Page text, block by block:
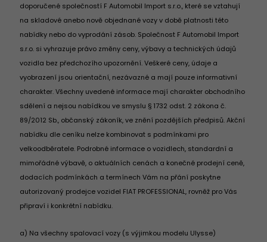
doporučené společností F Automobil Import s.r.o., které se vztahují
na skladové anebo nově objednané vozy v době platnosti této
nabídky nebo do vyprodání zásob. Společnost F Automobil Import
s.r.o. si vyhrazuje právo změny ceny, výbavy a technických údajů
vozidla bez předchozího upozornění. Veškeré ceny, údaje a
vyobrazení jsou orientační, nezávazné a mají pouze informativní
charakter. Všechny uvedené informace mají charakter obchodního
sdělení a nejsou nabídkou ve smyslu § 1732 odst. 2 zákona č.
89/2012 Sb., občanský zákoník, ve znění pozdějších předpisů. Akční
nabídku dle ceníku nelze kombinovat s podmínkami pro
velkoodběratele. Podrobné informace o vozidlech, standardní a
mimořádné výbavě, o aktuálních cenách a konečné prodejní ceně,
dodacích podmínkách a termínech Vám na přání poskytne
autorizovaný prodejce vozidel FIAT PROFESSIONAL, rovněž pro Vás
připraví i konkrétní nabídku.
a) Na všechny spalovací vozy (s výjimkou modelu Ulysse)